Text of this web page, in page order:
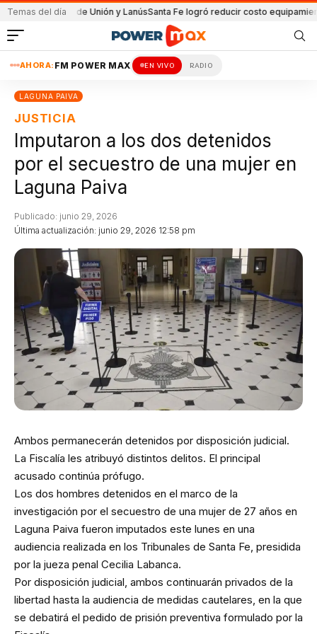
Temas del día
de Unión y LanúsSanta Fe logró reducir costo equipamiento
AHORA: FM POWER MAX EN VIVO RADIO
LAGUNA PAIVA
JUSTICIA
Imputaron a los dos detenidos
por el secuestro de una mujer en
Laguna Paiva
Última actualización: junio 29, 2026 12:58 pm
Publicado: junio 29, 2026
Ambos permanecerán detenidos por disposición judicial.
La Fiscalía les atribuyó distintos delitos. El principal
acusado continúa prófugo.
Los dos hombres detenidos en el marco de la
investigación por el secuestro de una mujer de 27 años en
Laguna Paiva fueron imputados este lunes en una
audiencia realizada en los Tribunales de Santa Fe, presidida
por la jueza penal Cecilia Labanca.
Por disposición judicial, ambos continuarán privados de la
libertad hasta la audiencia de medidas cautelares, en la que
se debatirá el pedido de prisión preventiva formulado por la